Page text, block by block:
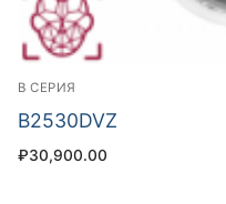
B СЕРИЯ
B2530DVZ
₽30,900.00